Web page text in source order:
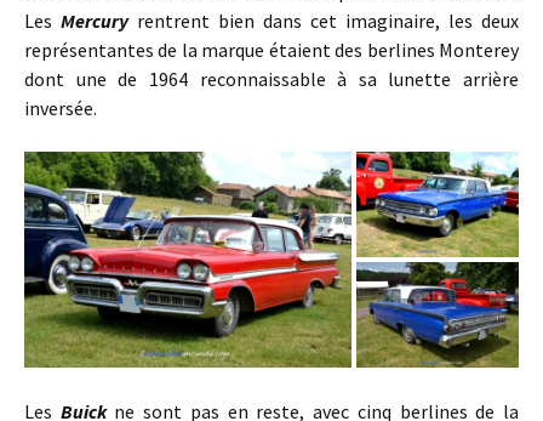
Les Mercuryrentrent bien dans cet imaginaire, les deux
représentantes de la marque étaient des berlines Monterey
dont une de 1964 reconnaissable à sa lunette arrière
inversée.
Les Buickne sont pas en reste, avec cinq berlines de la